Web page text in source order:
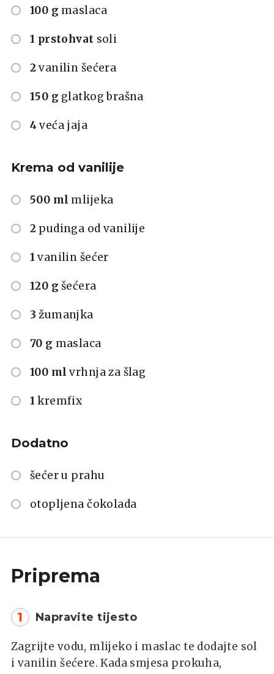
100 g maslaca
1 prstohvat soli
2 vanilin šećera
150 g glatkog brašna
4 veća jaja
Krema od vanilije
500 ml mlijeka
2 pudinga od vanilije
1 vanilin šećer
120 g šećera
3 žumanjka
70 g maslaca
100 ml vrhnja za šlag
1 kremfix
Dodatno
šećer u prahu
otopljena čokolada
Priprema
1 Napravite tijesto
Zagrijte vodu, mlijeko i maslac te dodajte sol
i vanilin šećere. Kada smjesa prokuha,